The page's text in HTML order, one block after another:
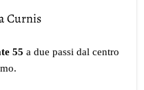
Curnis
55 a due passi dal centro